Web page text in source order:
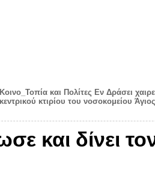
και Πολίτες Εν Δράσει
κεντρικού κτιρίου του νοσοκομείου
και δίνει